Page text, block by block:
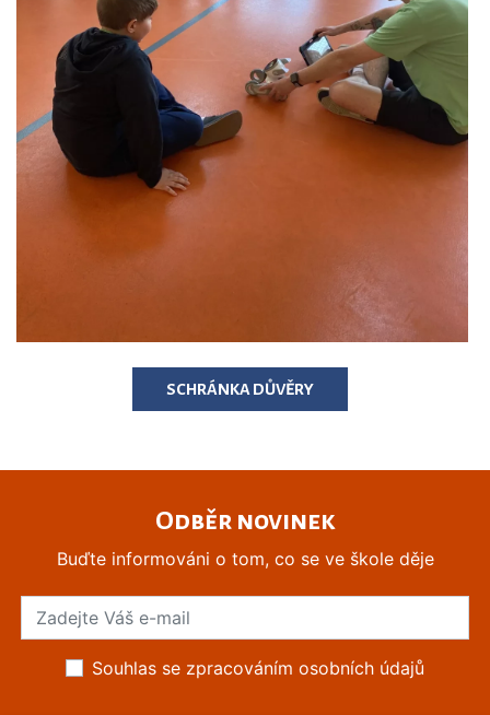
SCHRÁNKA DŮVĚRY
Odběr novinek
Buďte informováni o tom, co se ve škole děje
Souhlas se zpracováním osobních údajů